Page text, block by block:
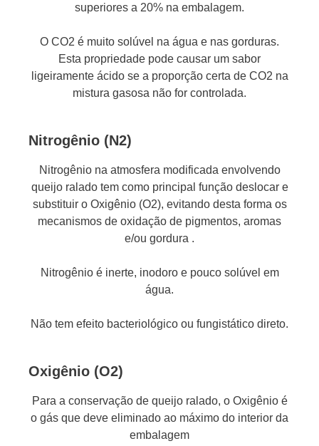
superiores a 20% na embalagem.
O CO2 é muito solúvel na água e nas gorduras.
Esta propriedade pode causar um sabor
ligeiramente ácido se a proporção certa de CO2 na
mistura gasosa não for controlada.
Nitrogênio (N2)
Nitrogênio na atmosfera modificada envolvendo
queijo ralado tem como principal função deslocar e
substituir o Oxigênio (O2), evitando desta forma os
mecanismos de oxidação de pigmentos, aromas
e/ou gordura .
Nitrogênio é inerte, inodoro e pouco solúvel em
água.
Não tem efeito bacteriológico ou fungistático direto.
Oxigênio (O2)
Para a conservação de queijo ralado, o Oxigênio é
o gás que deve eliminado ao máximo do interior da
embalagem